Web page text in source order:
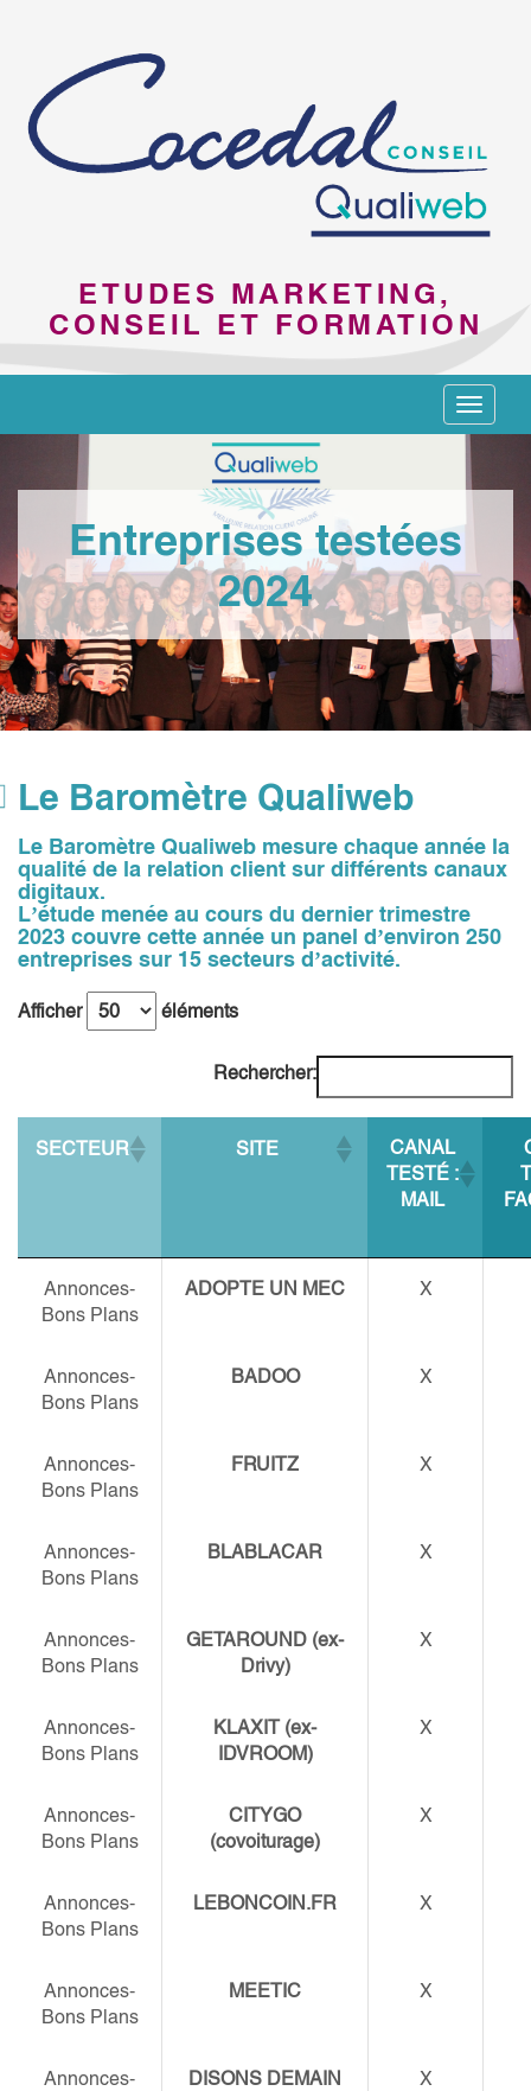
ETUDES MARKETING,
CONSEIL ET FORMATION
Toggle
Entreprises testées
2024
Le Baromètre Qualiweb
Le Baromètre Qualiweb mesure chaque année la
qualité de la relation client sur différents canaux
digitaux.
L’étude menée au cours du dernier trimestre
2023 couvre cette année un panel d’environ 250
entreprises sur 15 secteurs d’activité.
Afficher éléments
Rechercher:
SECTEUR SITE
CANAL
TESTÉ :
MAIL
Annonces-
Bons Plans
ADOPTE UN MEC X
Annonces-
Bons Plans
BADOO X
Annonces-
Bons Plans
FRUITZ X
Annonces-
Bons Plans
BLABLACAR X
Annonces-
Bons Plans
GETAROUND (ex-
Drivy)
X
Annonces-
Bons Plans
KLAXIT (ex-
IDVROOM)
X
Annonces-
Bons Plans
CITYGO
(covoiturage)
X
Annonces-
Bons Plans
LEBONCOIN.FR X
Annonces-
Bons Plans
MEETIC X
Annonces-
DISONS DEMAIN X